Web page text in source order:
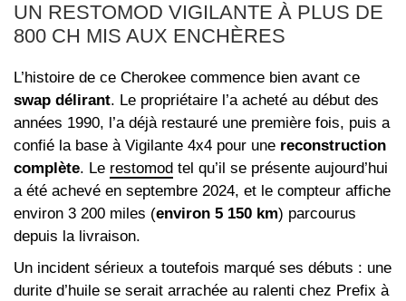
UN RESTOMOD VIGILANTE À PLUS DE
800 CH MIS AUX ENCHÈRES
L’histoire de ce Cherokee commence bien avant ce
swap délirant. Le propriétaire l’a acheté au début des
années 1990, l’a déjà restauré une première fois, puis a
confié la base à Vigilante 4x4 pour une reconstruction
complète. Le restomod tel qu’il se présente aujourd’hui
a été achevé en septembre 2024, et le compteur affiche
environ 3 200 miles (environ 5 150 km) parcourus
depuis la livraison.
Un incident sérieux a toutefois marqué ses débuts : une
durite d’huile se serait arrachée au ralenti chez Prefix à